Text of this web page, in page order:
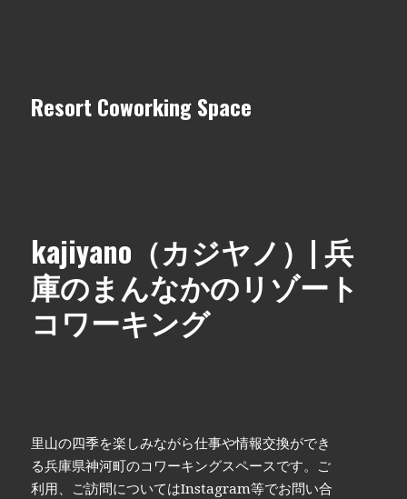
Resort Coworking Space
kajiyano（カジヤノ）| 兵
庫のまんなかのリゾート
コワーキング
里山の四季を楽しみながら仕事や情報交換ができ
る兵庫県神河町のコワーキングスペースです。ご
利用、ご訪問についてはInstagram等でお問い合